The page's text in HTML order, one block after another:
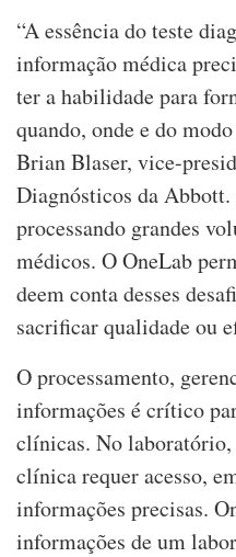
“A essência do teste
informação médica
ter a habilidade para
quando, onde e do
Brian Blaser, vice-
Diagnósticos da Abbott.
processando grandes
médicos. O OneLab
deem conta desses
sacrificar qualidade ou
O processamento,
informações é crítico
clínicas. No laboratório,
clínica requer acesso,
informações precisas.
informações de um